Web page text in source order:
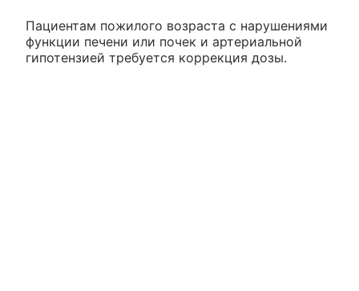
Пациентам пожилого возраста с нарушениями
функции печени или почек и артериальной
гипотензией требуется коррекция дозы.